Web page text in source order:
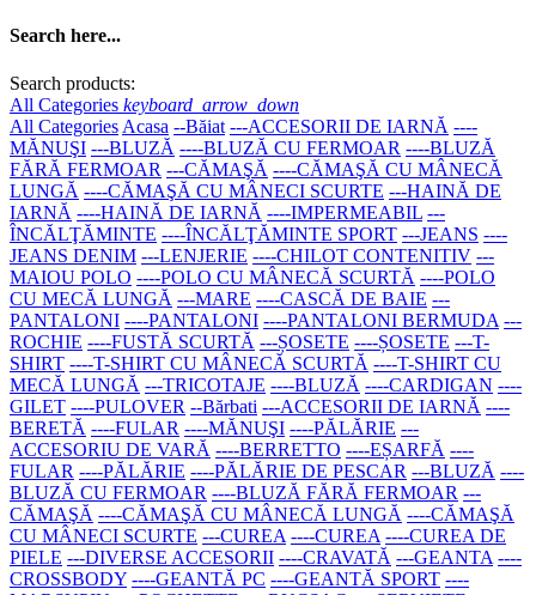
Search here...
Search products:
All Categories keyboard_arrow_down
All Categories Acasa --Băiat ---ACCESORII DE IARNĂ ----
MĂNUŞI ---BLUZĂ ----BLUZĂ CU FERMOAR ----BLUZĂ
FĂRĂ FERMOAR ---CĂMAŞĂ ----CĂMAŞĂ CU MÂNECĂ
LUNGĂ ----CĂMAŞĂ CU MÂNECI SCURTE ---HAINĂ DE
IARNĂ ----HAINĂ DE IARNĂ ----IMPERMEABIL ---
ÎNCĂLŢĂMINTE ----ÎNCĂLŢĂMINTE SPORT ---JEANS ----
JEANS DENIM ---LENJERIE ----CHILOT CONTENITIV ---
MAIOU POLO ----POLO CU MÂNECĂ SCURTĂ ----POLO
CU MECĂ LUNGĂ ---MARE ----CASCĂ DE BAIE ---
PANTALONI ----PANTALONI ----PANTALONI BERMUDA ---
ROCHIE ----FUSTĂ SCURTĂ ---ȘOSETE ----ȘOSETE ---T-
SHIRT ----T-SHIRT CU MÂNECĂ SCURTĂ ----T-SHIRT CU
MECĂ LUNGĂ ---TRICOTAJE ----BLUZĂ ----CARDIGAN ----
GILET ----PULOVER --Bărbati ---ACCESORII DE IARNĂ ----
BERETĂ ----FULAR ----MĂNUŞI ----PĂLĂRIE ---
ACCESORIU DE VARĂ ----BERRETTO ----EȘARFĂ ----
FULAR ----PĂLĂRIE ----PĂLĂRIE DE PESCAR ---BLUZĂ ----
BLUZĂ CU FERMOAR ----BLUZĂ FĂRĂ FERMOAR ---
CĂMAŞĂ ----CĂMAŞĂ CU MÂNECĂ LUNGĂ ----CĂMAŞĂ
CU MÂNECI SCURTE ---CUREA ----CUREA ----CUREA DE
PIELE ---DIVERSE ACCESORII ----CRAVATĂ ---GEANTA ----
CROSSBODY ----GEANTĂ PC ----GEANTĂ SPORT ----